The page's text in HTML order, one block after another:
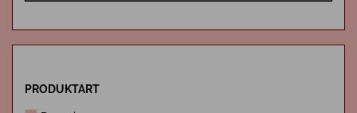
PRODUKTART
PRODUKTART